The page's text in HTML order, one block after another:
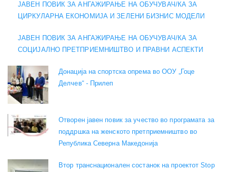
ЈАВЕН ПОВИК ЗА АНГАЖИРАЊЕ НА ОБУЧУВАЧ/КА ЗА
ЦИРКУЛАРНА ЕКОНОМИЈА И ЗЕЛЕНИ БИЗНИС МОДЕЛИ
ЈАВЕН ПОВИК ЗА АНГАЖИРАЊЕ НА ОБУЧУВАЧ/КА ЗА
СОЦИЈАЛНО ПРЕТПРИЕМНИШТВО И ПРАВНИ АСПЕКТИ
Донација на спортска опрема во ООУ „Гоце
Делчев“ - Прилеп
Отворен јавен повик за учество во програмата за
поддршка на женското претприемништво во
Република Северна Македонија
Втор транснационален состанок на проектот Stop